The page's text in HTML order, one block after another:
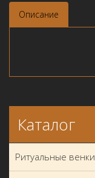
Описание
Каталог
Ритуальные венки